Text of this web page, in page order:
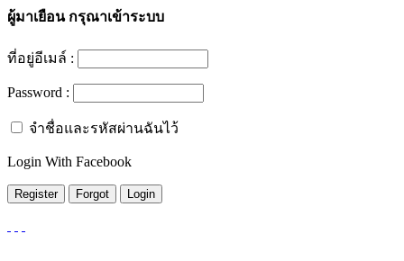
ผู้มาเยือนกรุณาเข้าระบบ
ที่อยู่อีเมล์ :
Password :
จำชื่อและรหัสผ่านฉันไว้
Login With Facebook